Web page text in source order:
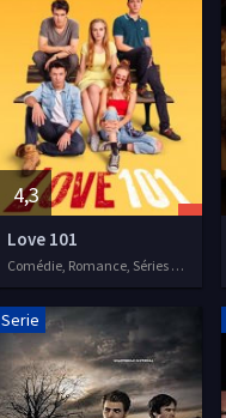
4,3
Love 101
Comédie, Romance, Séries VF, 2020
Serie